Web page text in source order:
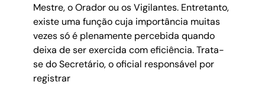
Mestre, o Orador ou os Vigilantes. Entretanto,
existe uma função cuja importância muitas
vezes só é plenamente percebida quando
deixa de ser exercida com eficiência. Trata-
se do Secretário, o oficial responsável por
registrar